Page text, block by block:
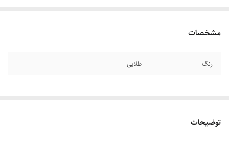
مشخصات
رنگ طلایی
توضیحات